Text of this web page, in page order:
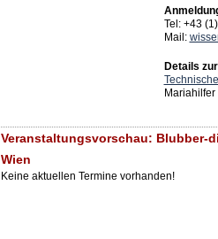
Tel: +43
Mail:
Details
Mariahilfer
Veranstaltungsvorschau: Blubber-
Wien
Keine aktuellen Termine vorhanden!